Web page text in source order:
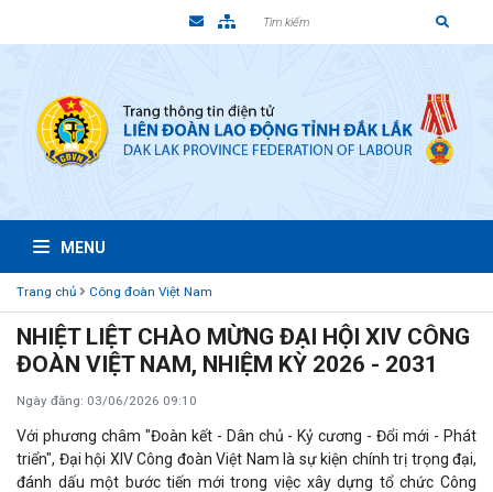
MENU
Trang chủ Công đoàn Việt Nam
NHIỆT LIỆT CHÀO MỪNG ĐẠI HỘI XIV CÔNG
ĐOÀN VIỆT NAM, NHIỆM KỲ 2026 - 2031
Ngày đăng: 03/06/2026 09:10
Với phương châm "Đoàn kết - Dân chủ - Kỷ cương - Đổi mới - Phát
triển", Đại hội XIV Công đoàn Việt Nam là sự kiện chính trị trọng đại,
đánh dấu một bước tiến mới trong việc xây dựng tổ chức Công